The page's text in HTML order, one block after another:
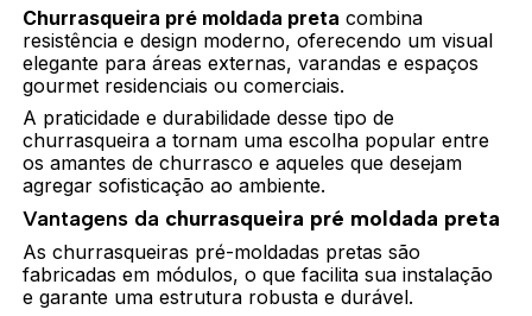
Churrasqueira pré moldada preta combina
resistência e design moderno, oferecendo um visual
elegante para áreas externas, varandas e espaços
gourmet residenciais ou comerciais.
A praticidade e durabilidade desse tipo de
churrasqueira a tornam uma escolha popular entre
os amantes de churrasco e aqueles que desejam
agregar sofisticação ao ambiente.
Vantagens da churrasqueira pré moldada preta
As churrasqueiras pré-moldadas pretas são
fabricadas em módulos, o que facilita sua instalação
e garante uma estrutura robusta e durável.